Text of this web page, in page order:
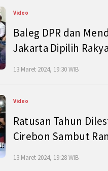
Video
Baleg DPR dan
Jakarta Dipilih
13 Maret 2024, 19:30 WIB
Video
Ratusan Tahun
Cirebon Sambut
13 Maret 2024, 19:28 WIB